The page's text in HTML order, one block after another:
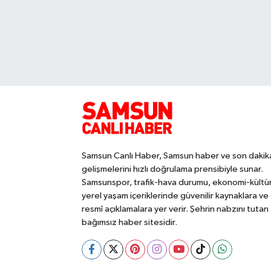
Samsun Canlı Haber, Samsun haber ve son
gelişmelerini hızlı doğrulama prensibiyle sunar.
Samsunspor, trafik-hava durumu, ekonomi-
yerel yaşam içeriklerinde güvenilir kaynaklara ve
resmî açıklamalara yer verir. Şehrin nabzını tutan
bağımsız haber sitesidir.